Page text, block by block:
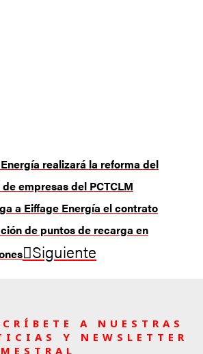
realizará la reforma del
empresas del PCTCLM
a Eiffage Energía el contrato
de puntos de recarga en
Siguiente
A NUESTRAS
Y NEWSLETTER